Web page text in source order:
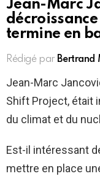
Jean-Marc
termine en
Rédigé par Bertrand
Jean-Marc
Shift Project, était
du climat et du
Est-il intéressant
mettre en place